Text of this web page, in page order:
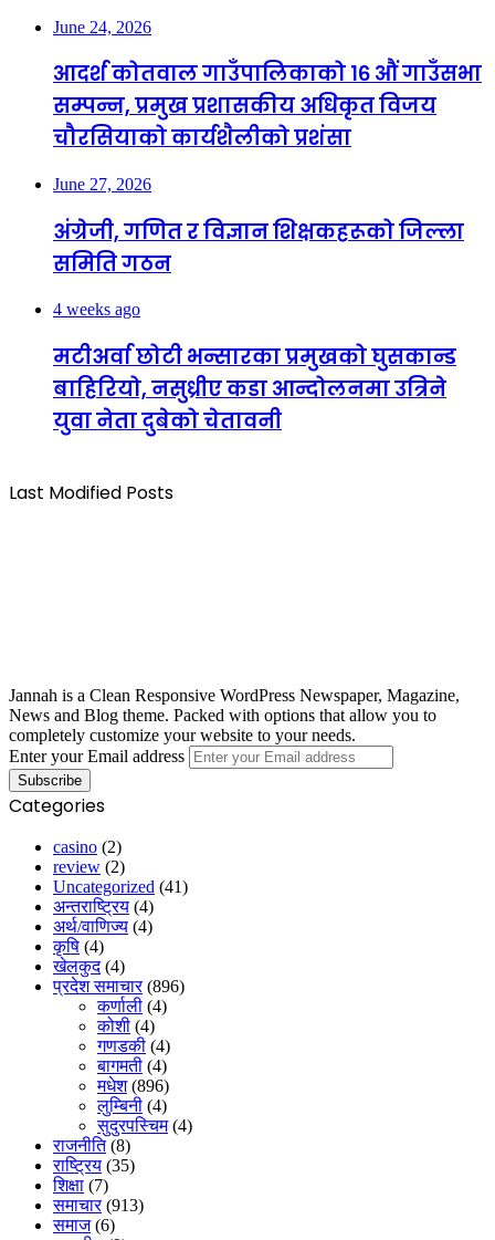
June 24, 2026
आदर्श कोतवाल गाउँपालिकाको १६ औं गाउँसभा
सम्पन्न, प्रमुख प्रशासकीय अधिकृत विजय
चौरसियाको कार्यशैलीको प्रशंसा
June 27, 2026
अंग्रेजी, गणित र विज्ञान शिक्षकहरूको जिल्ला
समिति गठन
4 weeks ago
मटीअर्वा छोटी भन्सारका प्रमुखको घुसकान्ड
बाहिरियो, नसुध्रीए कडा आन्दोलनमा उत्रिने
युवा नेता दुबेको चेतावनी
Last Modified Posts
Jannah is a Clean Responsive WordPress Newspaper, Magazine,
News and Blog theme. Packed with options that allow you to
completely customize your website to your needs.
Enter your Email address
Categories
casino (2)
review (2)
Uncategorized (41)
अन्तराष्ट्रिय (4)
अर्थ/वाणिज्य (4)
कृषि (4)
खेलकुद(4)
प्रदेश समाचार(896)
कर्णाली (4)
कोशी (4)
गणडकी (4)
बागमती (4)
मधेश(896)
लुम्बिनी (4)
सुदुरपस्चिम(4)
राजनीति(8)
राष्ट्रिय (35)
शिक्षा (7)
समाचार(913)
समाज(6)